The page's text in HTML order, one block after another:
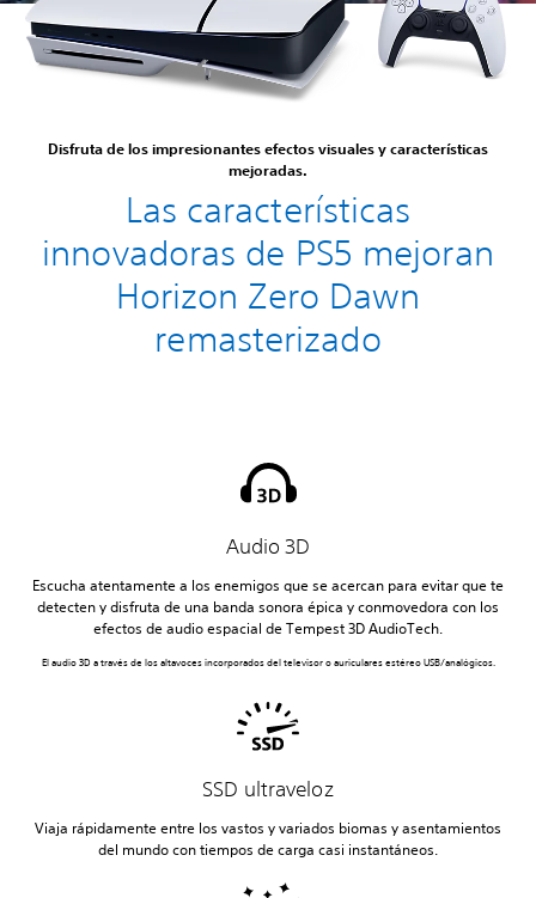
Disfruta de los impresionantes efectos visuales y características
mejoradas.
Las características
innovadoras de PS5 mejoran
Horizon Zero Dawn
remasterizado
Audio 3D
Escucha atentamente a los enemigos que se acercan para evitar que te
detecten y disfruta de una banda sonora épica y conmovedora con los
efectos de audio espacial de Tempest 3D AudioTech.
El audio 3D a través de los altavoces incorporados del televisor o auriculares estéreo USB/analógicos.
SSD ultraveloz
Viaja rápidamente entre los vastos y variados biomas y asentamientos
del mundo con tiempos de carga casi instantáneos.